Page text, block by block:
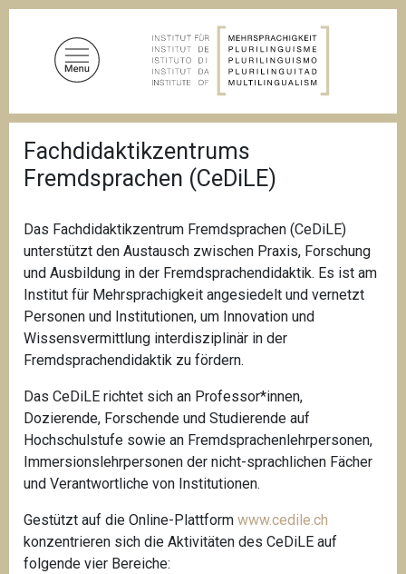
D
f
a
d
v
i
g
a
t
i
o
n
Fachdidaktikzentrums
Fremdsprachen (CeDiLE)
Das Fachdidaktikzentrum Fremdsprachen (CeDiLE)
unterstützt den Austausch zwischen Praxis, Forschung
und Ausbildung in der Fremdsprachendidaktik. Es ist am
Institut für Mehrsprachigkeit angesiedelt und vernetzt
Personen und Institutionen, um Innovation und
Wissensvermittlung interdisziplinär in der
Fremdsprachendidaktik zu fördern.
Das CeDiLE richtet sich an Professor*innen,
Dozierende, Forschende und Studierende auf
Hochschulstufe sowie an Fremdsprachenlehrpersonen,
Immersionslehrpersonen der nicht-sprachlichen Fächer
und Verantwortliche von Institutionen.
Gestützt auf die Online-Plattform www.cedile.ch
konzentrieren sich die Aktivitäten des CeDiLE auf
folgende vier Bereiche: